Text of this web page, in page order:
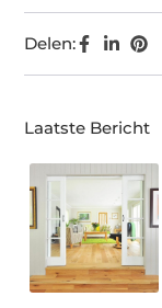
Delen:
Laatste Bericht